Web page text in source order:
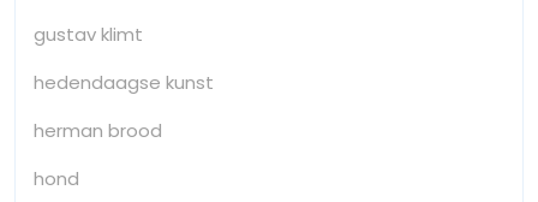
gustav klimt
hedendaagse kunst
herman brood
hond